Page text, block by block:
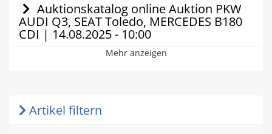
Auktionskatalog online Auktion PKW
AUDI Q3, SEAT Toledo, MERCEDES B180
CDI | 14.08.2025 - 10:00
Mehr anzeigen
Artikel filtern